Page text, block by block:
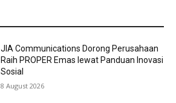
JIA Communications Dorong Perusahaan
Raih PROPER Emas lewat Panduan Inovasi
Sosial
8 August 2026